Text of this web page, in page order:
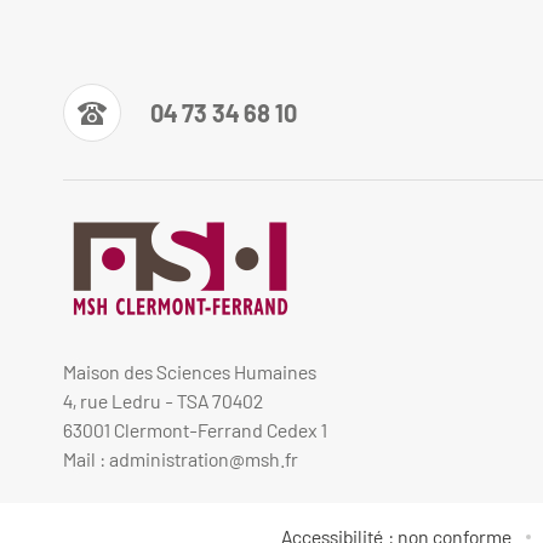
04 73 34 68 10
Maison des Sciences Humaines
4, rue Ledru - TSA 70402
63001 Clermont-Ferrand Cedex 1
Mail : administration@msh.fr
Accessibilité : non conforme